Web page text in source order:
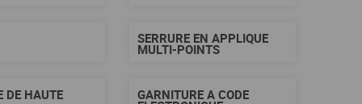
SERRURE EN APPLIQUE
MULTI-POINTS
DE HAUTE GARNITURE A CODE